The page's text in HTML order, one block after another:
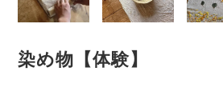
染め物【体験】